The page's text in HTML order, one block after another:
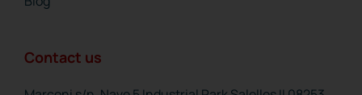
Contact us